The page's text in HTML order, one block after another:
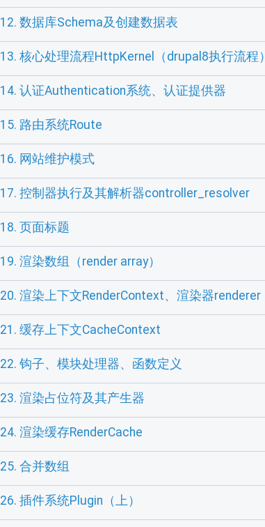
12. 数据库Schema及创建数据表
13. 核心处理流程HttpKernel（drupal8执行流程）
14. 认证Authentication系统、认证提供器
15. 路由系统Route
16. 网站维护模式
17. 控制器执行及其解析器controller_resolver
18. 页面标题
19. 渲染数组（render array）
20. 渲染上下文RenderContext、渲染器renderer
21. 缓存上下文CacheContext
22. 钩子、模块处理器、函数定义
23. 渲染占位符及其产生器
24. 渲染缓存RenderCache
25. 合并数组
26. 插件系统Plugin（上）